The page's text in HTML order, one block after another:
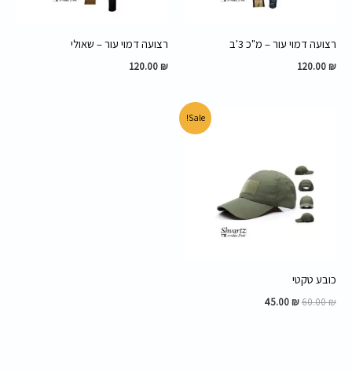
רצועה דמוי עור – מ"כ 3'ב
120.00 ₪
רצועה דמוי עור – שאולי
120.00 ₪
Sale!
כובע טקטי
60.00₪
45.00 ₪